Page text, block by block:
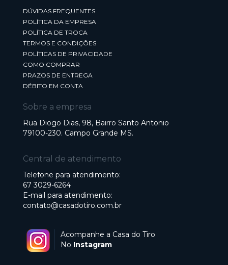
DÚVIDAS FREQUENTES
POLÍTICA DA EMPRESA
POLÍTICA DE TROCA
TERMOS E CONDIÇÕES
POLÍTICAS DE PRIVACIDADE
COMO COMPRAR
PRAZOS DE ENTREGA
DÉBITO EM CONTA
Sobre a empresa
Rua Diogo Dias, 98, Bairro Santo Antonio
79100-230. Campo Grande MS.
Central de atendimento
Telefone para atendimento:
67 3029-6264
E-mail para atendimento:
contato@casadotiro.com.br
Acompanhe a Casa do Tiro
No Instagram